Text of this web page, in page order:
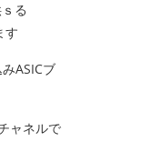
る
す
ASICブ
ャネルで